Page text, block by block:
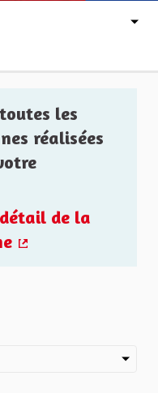
les
réalisées
de la